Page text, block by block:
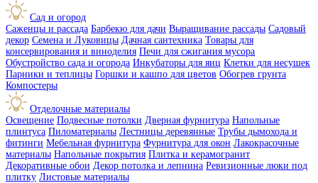
Сад и огород
Саженцы и рассада Барбекю для дачи Выращивание рассады Садовый
декор Семена и Луковицы Дачная сантехника Товары для
консервирования и виноделия Печи для сжигания мусора
Обустройство сада и огорода Инкубаторы для яиц Клетки для несушек
Парники и теплицы Горшки и кашпо для цветов Обогрев грунта
Компостеры
Отделочные материалы
Освещение Подвесные потолки Дверная фурнитура Напольные
плинтуса Пиломатериалы Лестницы деревянные Трубы дымохода и
фитинги Мебельная фурнитура Фурнитура для окон Лакокрасочные
материалы Напольные покрытия Плитка и керамогранит
Декоративные обои Декор потолка и лепнина Ревизионные люки под
плитку Листовые материалы